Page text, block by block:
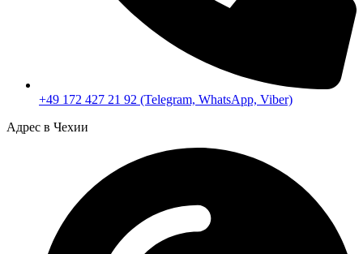
+49 172 427 21 92 (Telegram, WhatsApp, Viber)
Адрес в Чехии